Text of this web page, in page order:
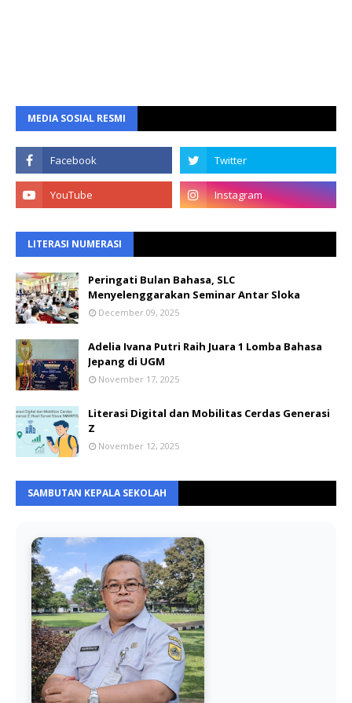
MEDIA SOSIAL RESMI
LITERASI NUMERASI
Peringati Bulan Bahasa, SLC
Menyelenggarakan Seminar Antar Sloka
December 09, 2025
Adelia Ivana Putri Raih Juara 1 Lomba Bahasa
Jepang di UGM
November 17, 2025
Literasi Digital dan Mobilitas Cerdas Generasi
Z
November 12, 2025
SAMBUTAN KEPALA SEKOLAH